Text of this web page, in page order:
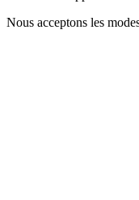
Nous acceptons les